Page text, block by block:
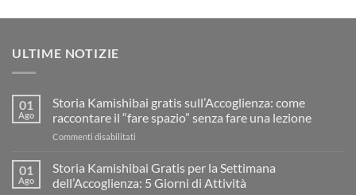
ULTIME NOTIZIE
01
Ago
Storia Kamishibai gratis sull’Accoglienza: come
raccontare il “fare spazio” senza fare una lezione
Commenti disabilitati
Kamishibai
gratis
sull’Accoglienza:
01
Ago
Storia Kamishibai Gratis per la Settimana
dell’Accoglienza: 5 Giorni di Attività